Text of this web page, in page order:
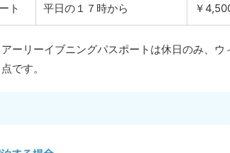
ト 平日の１７時から ￥
ーリーイブニングパスポートは休日のみ、ウ
です。